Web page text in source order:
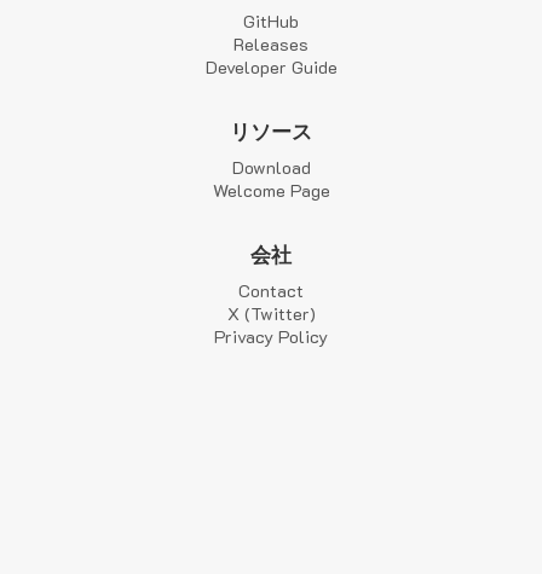
GitHub
Releases
Developer Guide
リソース
Download
Welcome Page
会社
Contact
X (Twitter)
Privacy Policy